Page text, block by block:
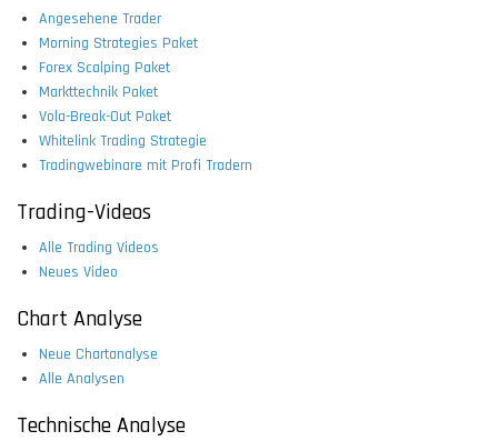
Angesehene Trader
Morning Strategies Paket
Forex Scalping Paket
Markttechnik Paket
Vola-Break-Out Paket
Whitelink Trading Strategie
Tradingwebinare mit Profi Tradern
Trading-Videos
Alle Trading Videos
Neues Video
Chart Analyse
Neue Chartanalyse
Alle Analysen
Technische Analyse